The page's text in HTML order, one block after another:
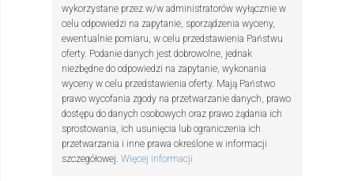
wykorzystane przez w/w administratorów wyłącznie w
celu odpowiedzi na zapytanie, sporządzenia wyceny,
ewentualnie pomiaru, w celu przedstawienia Państwu
oferty. Podanie danych jest dobrowolne, jednak
niezbędne do odpowiedzi na zapytanie, wykonania
wyceny w celu przedstawienia oferty. Mają Państwo
prawo wycofania zgody na przetwarzanie danych, prawo
dostępu do danych osobowych oraz prawo żądania ich
sprostowania, ich usunięcia lub ograniczenia ich
przetwarzania i inne prawa określone w informacji
szczegółowej. Więcej informacji